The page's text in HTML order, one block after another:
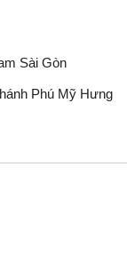
Sài Gòn
Phú Mỹ Hưng